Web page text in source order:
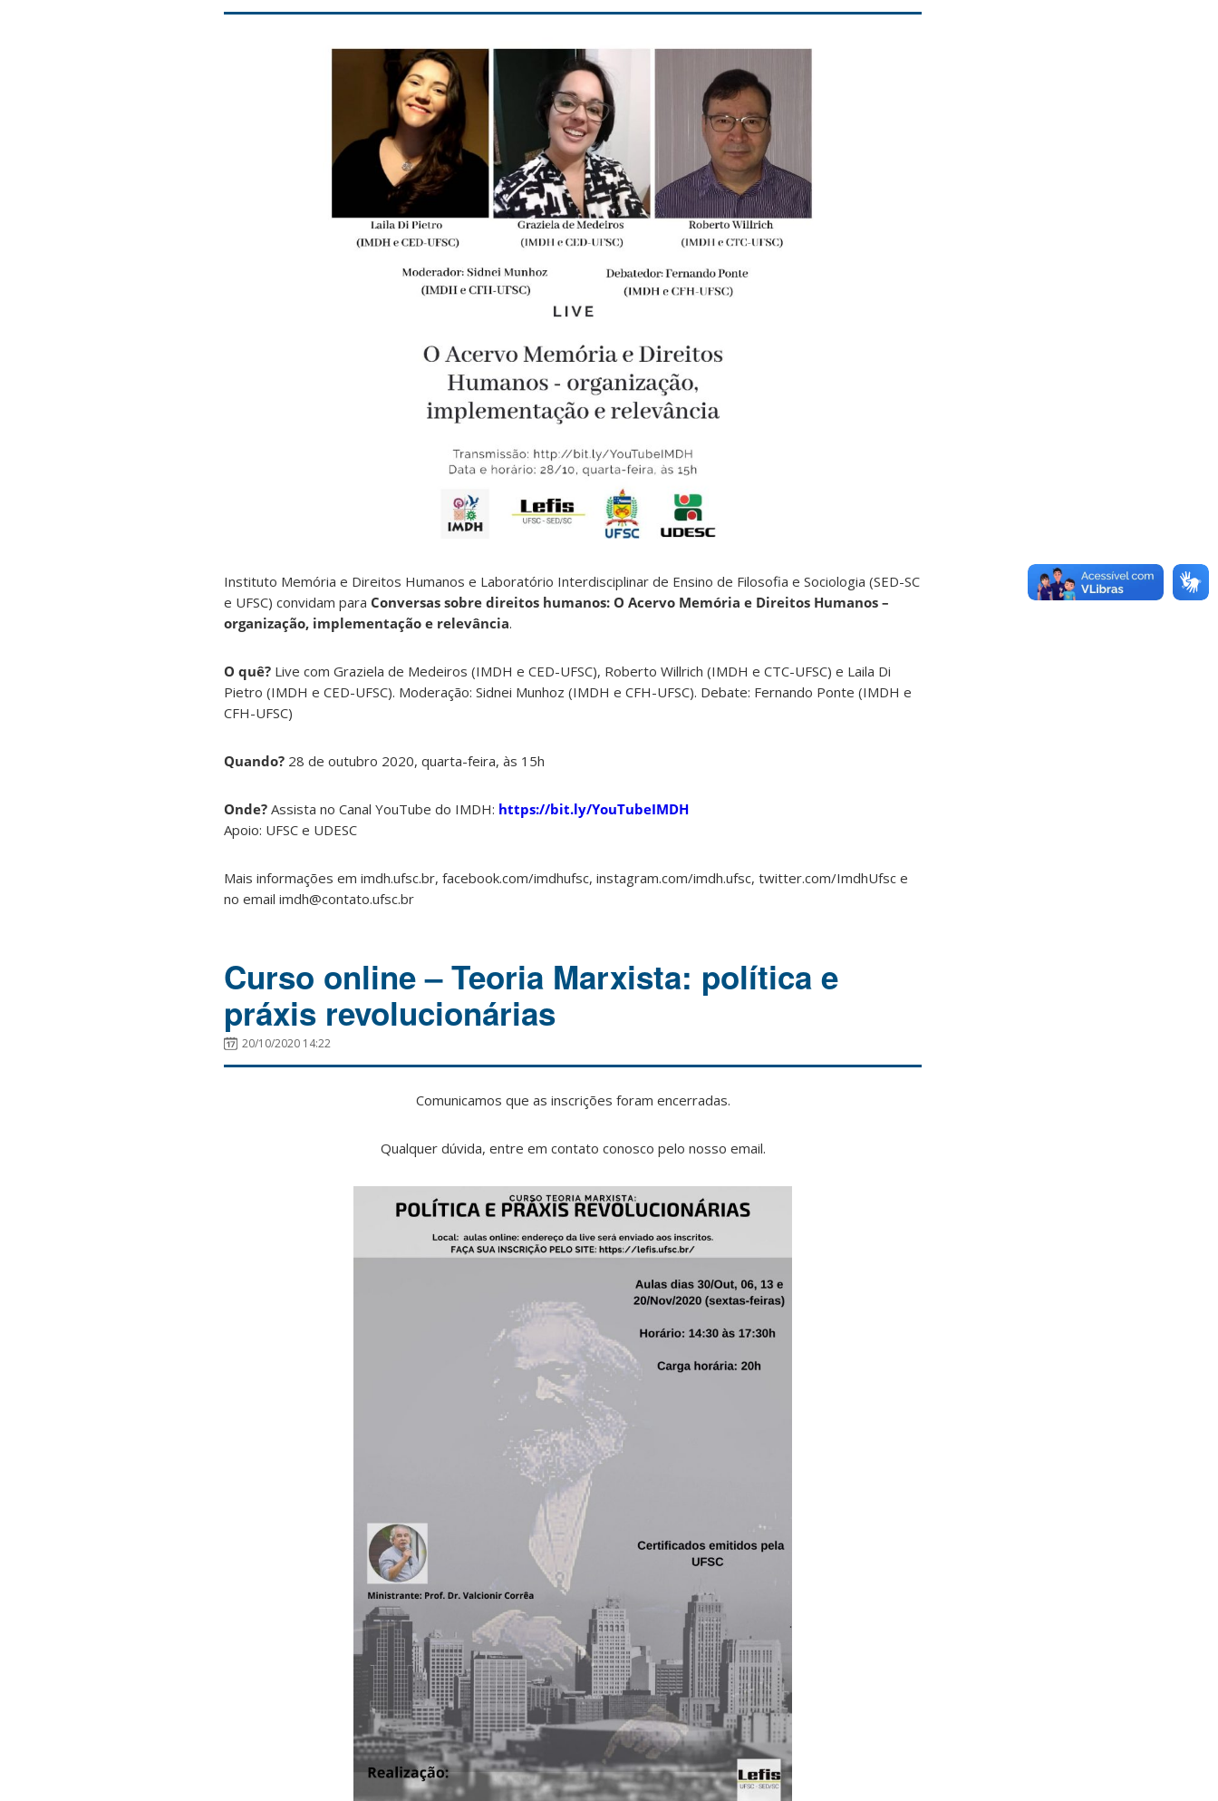
Instituto Memória e Direitos Humanos e Laboratório Interdisciplinar de Ensino de Filosofia e Sociologia (SED-SC
e UFSC) convidam para Conversas sobre direitos humanos: O Acervo Memória e Direitos Humanos –
organização, implementação e relevância.
O quê? Live com Graziela de Medeiros (IMDH e CED-UFSC), Roberto Willrich (IMDH e CTC-UFSC) e Laila Di
Pietro (IMDH e CED-UFSC). Moderação: Sidnei Munhoz (IMDH e CFH-UFSC). Debate: Fernando Ponte (IMDH e
CFH-UFSC)
Quando? 28 de outubro 2020, quarta-feira, às 15h
Onde? Assista no Canal YouTube do IMDH: https://bit.ly/YouTubeIMDH
Apoio: UFSC e UDESC
Mais informações em imdh.ufsc.br, facebook.com/imdhufsc, instagram.com/imdh.ufsc, twitter.com/ImdhUfsc e
no email imdh@contato.ufsc.br
Curso online – Teoria Marxista: política e
práxis revolucionárias
20/10/2020 14:22
Comunicamos que as inscrições foram encerradas.
Qualquer dúvida, entre em contato conosco pelo nosso email.